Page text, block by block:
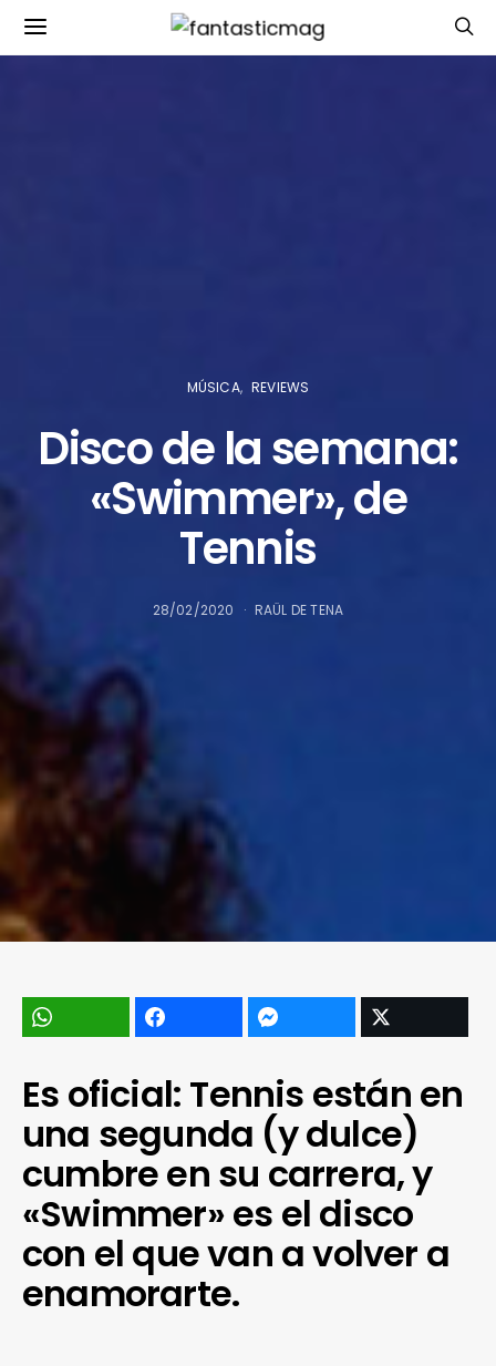
MÚSICA REVIEWS
Disco de la semana:
«Swimmer», de
Tennis
28/02/2020 RAÜL DE TENA
Es oficial: Tennis están en
una segunda (y dulce)
cumbre en su carrera, y
«Swimmer» es el disco
con el que van a volver a
enamorarte.